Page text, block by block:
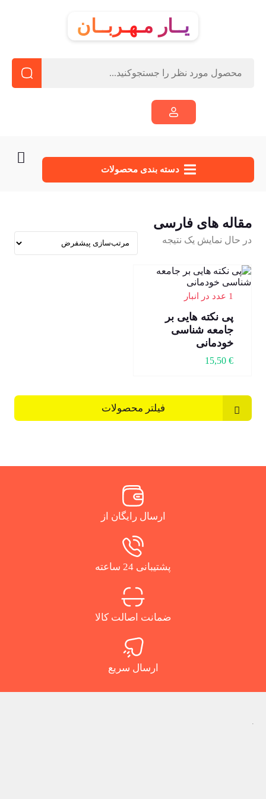
یــار مـهـربــان
دسته‌ بندی محصولات
مقاله های فارسی
در حال نمایش یک نتیجه
1 عدد در انبار
پی نکته هایی بر
جامعه شناسی
خودمانی
15,50 €
فیلتر محصولات
ارسال رایگان از
پشتیبانی 24 ساعته
ضمانت اصالت کالا
ارسال سریع
.